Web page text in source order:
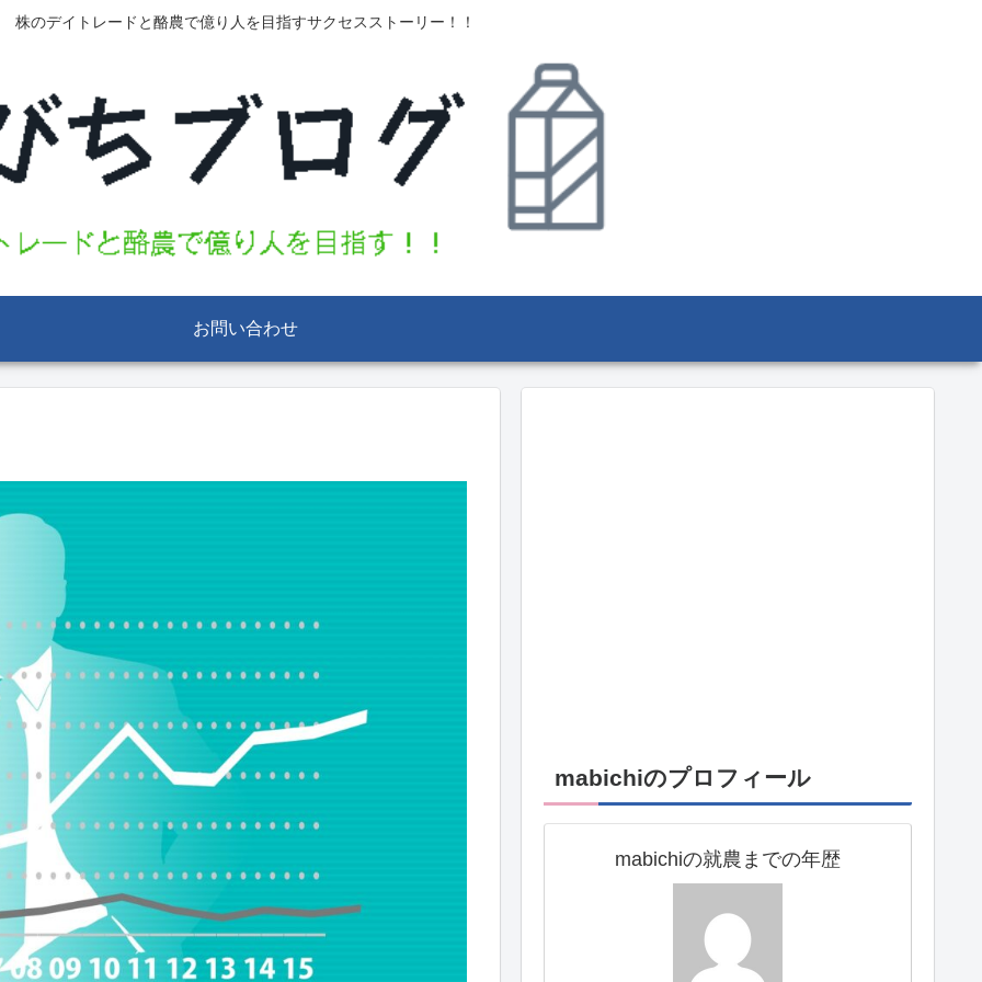
株のデイトレードと酪農で億り人を目指すサクセスストーリー！！
お問い合わせ
mabichiのプロフィール
mabichiの就農までの年歴